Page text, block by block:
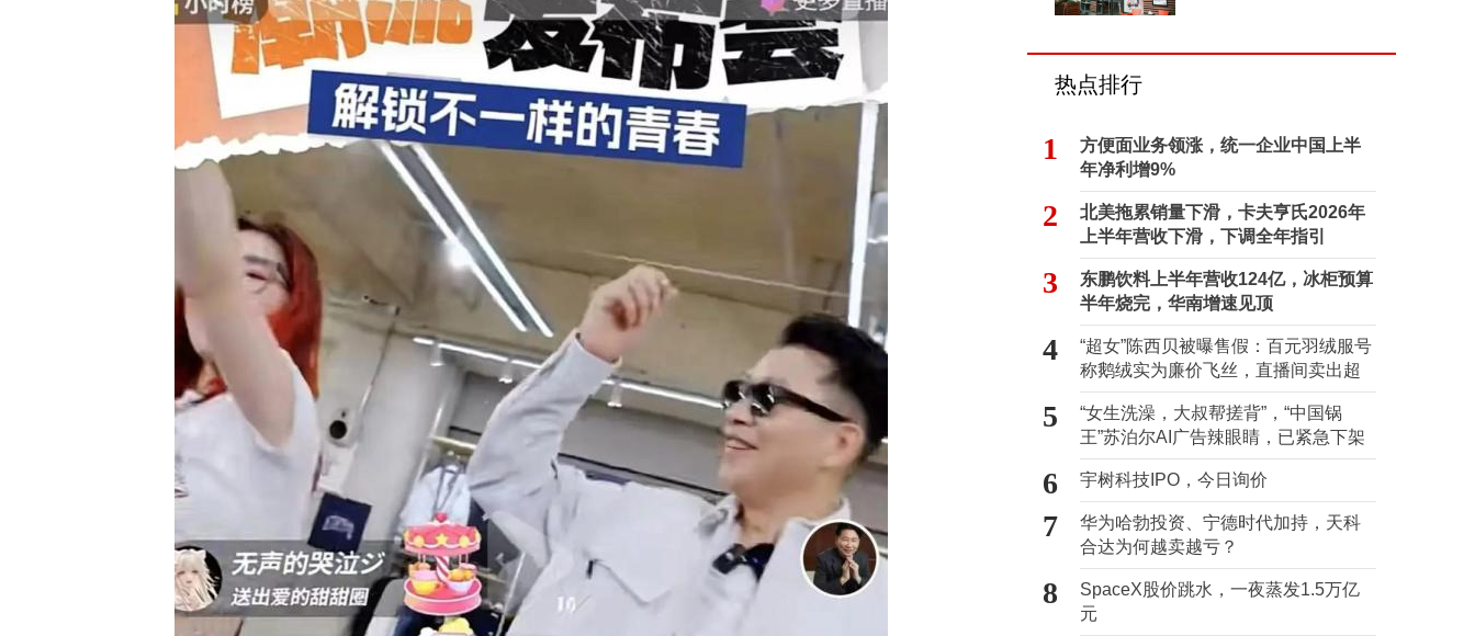
热点排行
1
方便面业务领涨，统一企业中国上半
年净利增9%
2
北美拖累销量下滑，卡夫亨氏2026年
上半年营收下滑，下调全年指引
3
东鹏饮料上半年营收124亿，冰柜预算
半年烧完，华南增速见顶
4
“超女”陈西贝被曝售假：百元羽绒服号
称鹅绒实为廉价飞丝，直播间卖出超
百万元
5
“女生洗澡，大叔帮搓背”，“中国锅
王”苏泊尔AI广告辣眼睛，已紧急下架
6 宇树科技IPO，今日询价
7
华为哈勃投资、宁德时代加持，天科
合达为何越卖越亏？
8
SpaceX股价跳水，一夜蒸发1.5万亿
元